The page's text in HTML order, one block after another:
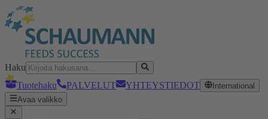
Haku
Tuotehaku
PALVELUT YHTEYSTIEDOT
International
Avaa valikko